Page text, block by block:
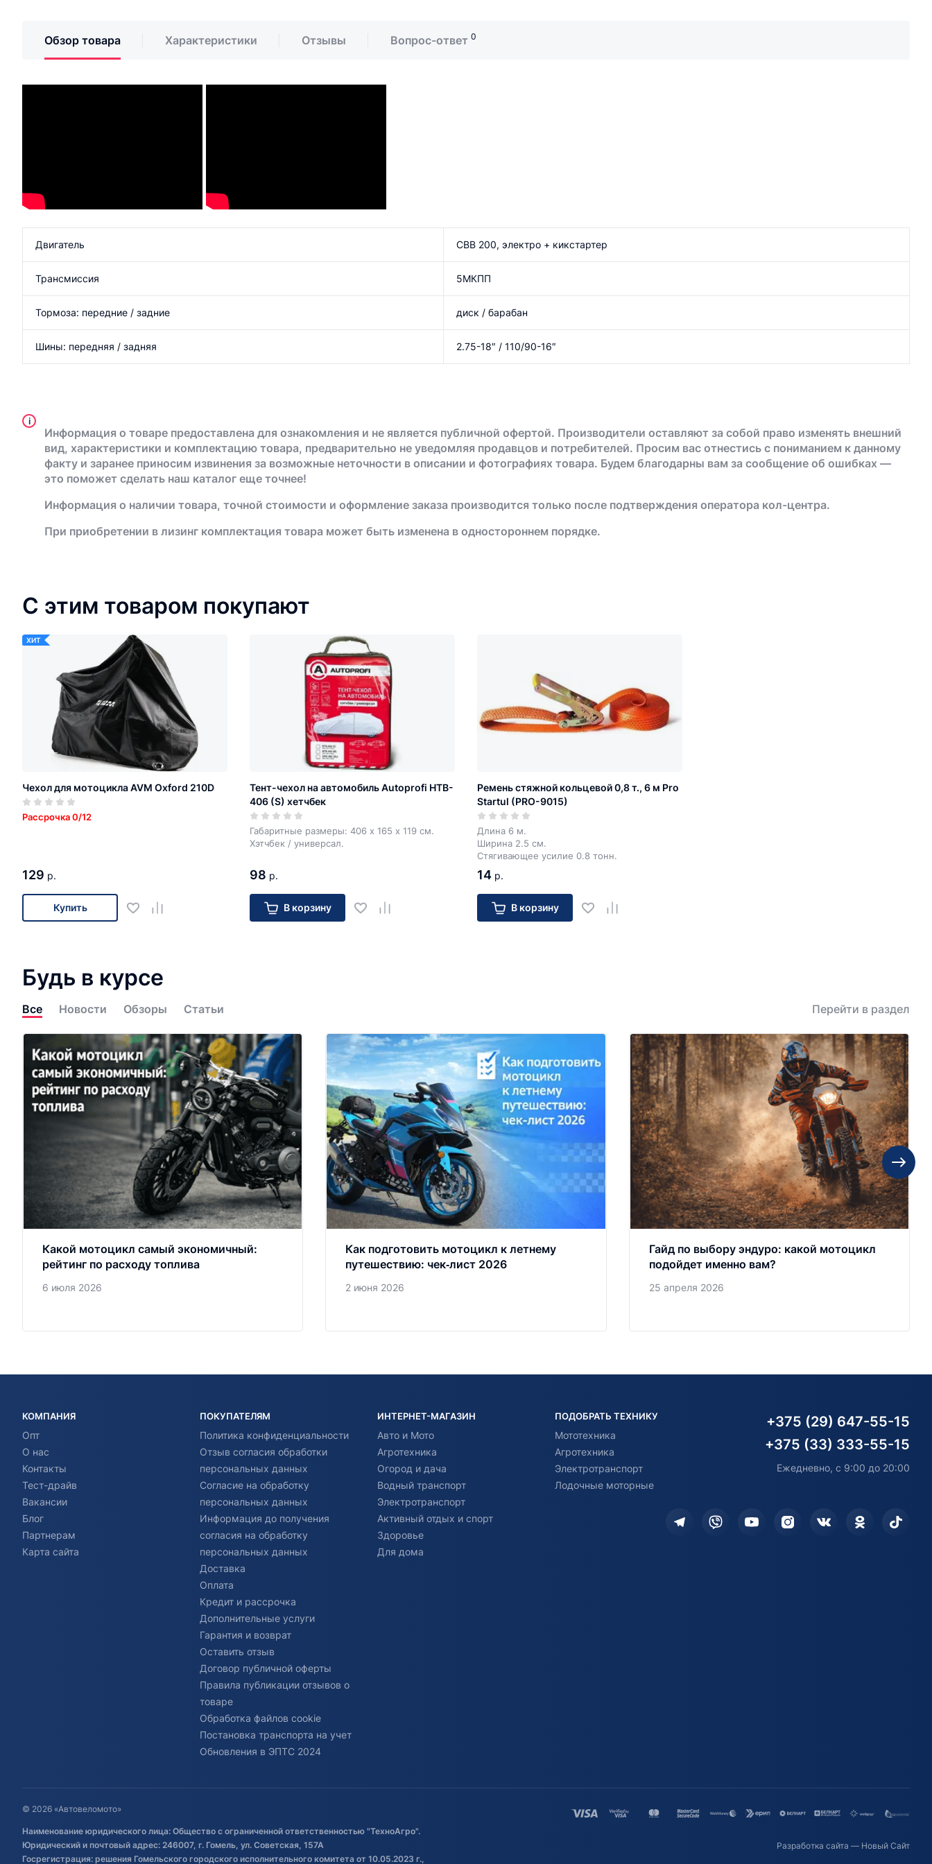
Обзор товара Характеристики Отзывы Вопрос-ответ 0
Двигатель CBB 200, электро + кикстартер
Трансмиссия 5МКПП
Тормоза: передние / задние диск / барабан
Шины: передняя / задняя 2.75-18″ / 110/90-16″
i
Информация о товаре предоставлена для ознакомления и не является публичной офертой. Производители оставляют за собой право изменять внешний
вид, характеристики и комплектацию товара, предварительно не уведомляя продавцов и потребителей. Просим вас отнестись с пониманием к данному
факту и заранее приносим извинения за возможные неточности в описании и фотографиях товара. Будем благодарны вам за сообщение об ошибках —
это поможет сделать наш каталог еще точнее!
Информация о наличии товара, точной стоимости и оформление заказа производится только после подтверждения оператора кол-центра.
При приобретении в лизинг комплектация товара может быть изменена в одностороннем порядке.
С этим товаром покупают
ХИТ
Чехол для мотоцикла AVM Oxford 210D
Рассрочка 0/12
129 р.
Купить
Тент-чехол на автомобиль Autoprofi HTB-
406 (S) хетчбек
Габаритные размеры: 406 х 165 х 119 см.
Хэтчбек / универсал.
98 р.
В корзину
Ремень стяжной кольцевой 0,8 т., 6 м Pro
Startul (PRO-9015)
Длина 6 м.
Ширина 2.5 см.
Стягивающее усилие 0.8 тонн.
14 р.
В корзину
Будь в курсе
Все Новости Обзоры Статьи Перейти в раздел
Какой мотоцикл самый экономичный:
рейтинг по расходу топлива
6 июля 2026
Как подготовить мотоцикл к летнему
путешествию: чек‑лист 2026
2 июня 2026
Гайд по выбору эндуро: какой мотоцикл
подойдет именно вам?
25 апреля 2026
КОМПАНИЯ
Опт
О нас
Контакты
Тест-драйв
Вакансии
Блог
Партнерам
Карта сайта
ПОКУПАТЕЛЯМ
Политика конфиденциальности
Отзыв согласия обработки
персональных данных
Согласие на обработку
персональных данных
Информация до получения
согласия на обработку
персональных данных
Доставка
Оплата
Кредит и рассрочка
Дополнительные услуги
Гарантия и возврат
Оставить отзыв
Договор публичной оферты
Правила публикации отзывов о
товаре
Обработка файлов cookie
Постановка транспорта на учет
Обновления в ЭПТС 2024
ИНТЕРНЕТ-МАГАЗИН
Авто и Мото
Агротехника
Огород и дача
Водный транспорт
Электротранспорт
Активный отдых и спорт
Здоровье
Для дома
ПОДОБРАТЬ ТЕХНИКУ
Мототехника
Агротехника
Электротранспорт
Лодочные моторные
+375 (29) 647-55-15
+375 (33) 333-55-15
Ежедневно, с 9:00 до 20:00
© 2026 «Автовеломото»
Наименование юридического лица: Общество с ограниченной ответственностью "ТехноАгро".
Юридический и почтовый адрес: 246007, г. Гомель, ул. Советская, 157А
Госрегистрация: решения Гомельского городского исполнительного комитета от 10.05.2023 г.,
Разработка сайта — Новый Сайт